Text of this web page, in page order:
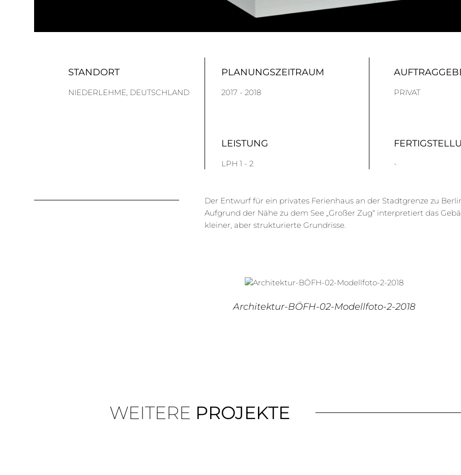
STANDORT
NIEDERLEHME, DEUTSCHLAND
PLANUNGSZEITRAUM
2017 - 2018
LEISTUNG
LPH 1 - 2
PRIVAT
-
Der Entwurf für ein privates Ferienhaus an der Stadtgrenze zu
Aufgrund der Nähe zu dem See „Großer Zug“ interpretiert das
kleiner, aber strukturierte Grundrisse.
Architektur-BÖFH-02-Modellfoto-2-2018
WEITERE PROJEKTE